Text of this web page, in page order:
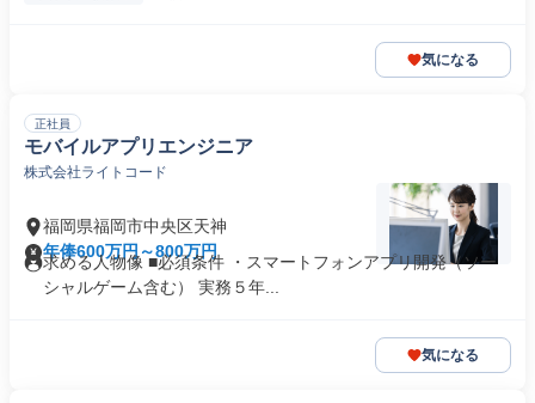
気になる
正社員
モバイルアプリエンジニア
株式会社ライトコード
福岡県福岡市中央区天神
年俸600万円～800万円
求める人物像 ■必須条件 ・スマートフォンアプリ開発（ソー
シャルゲーム含む） 実務５年...
気になる